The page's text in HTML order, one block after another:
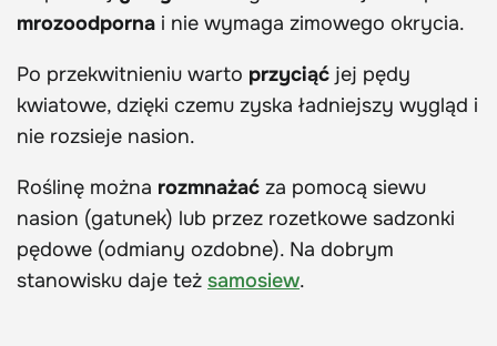
mrozoodporna i nie wymaga zimowego okrycia.
Po przekwitnieniu warto przyciąć jej pędy
kwiatowe, dzięki czemu zyska ładniejszy wygląd i
nie rozsieje nasion.
Roślinę można rozmnażać za pomocą siewu
nasion (gatunek) lub przez rozetkowe sadzonki
pędowe (odmiany ozdobne). Na dobrym
stanowisku daje też samosiew.